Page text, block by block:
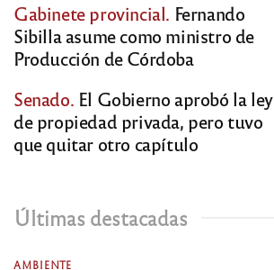
Gabinete provincial. Fernando
Sibilla asume como ministro de
Producción de Córdoba
Senado. El Gobierno aprobó la ley
de propiedad privada, pero tuvo
que quitar otro capítulo
Últimas destacadas
AMBIENTE